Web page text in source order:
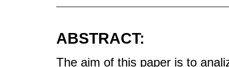
ABSTRACT:
The aim of this paper is to